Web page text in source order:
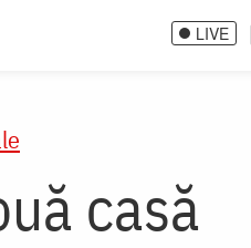
LIVE
casă